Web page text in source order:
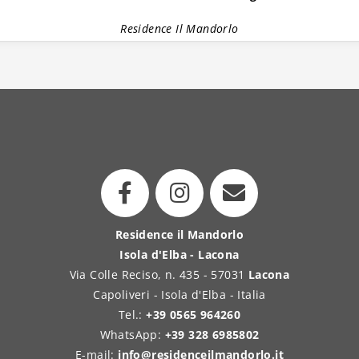
Residence Il Mandorlo
Residence il Mandorlo
Isola d'Elba - Lacona
Via Colle Reciso, n. 435 - 57031 Lacona
Capoliveri - Isola d'Elba - Italia
Tel.:+39 0565 964260
WhatsApp: +39 328 6985802
E-mail: info@residenceilmandorlo.it